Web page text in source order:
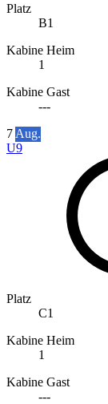
Platz
B1
Kabine Heim
1
Kabine Gast
---
7 Aug.
U9
Platz
C1
Kabine Heim
1
Kabine Gast
---